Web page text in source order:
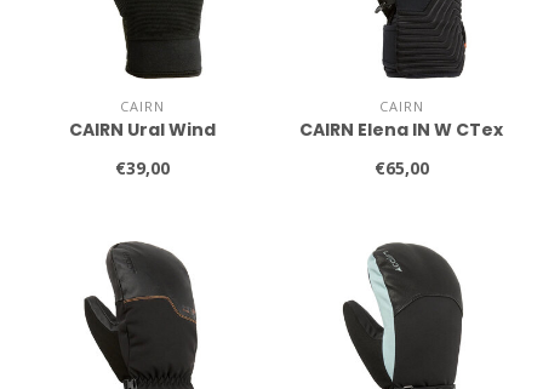
CAIRN
CAIRN Ural Wind
€39,00
CAIRN
CAIRN Elena IN W CTex
€65,00